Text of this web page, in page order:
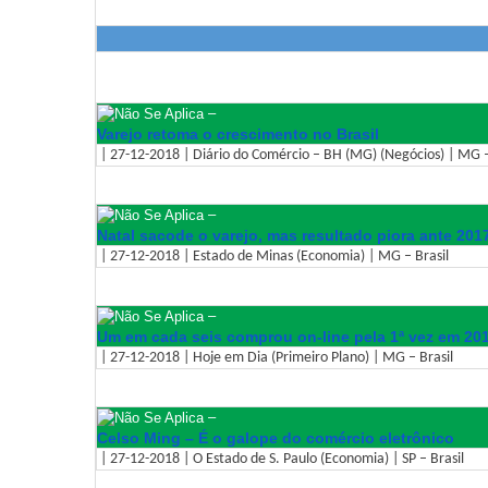
–
Varejo retoma o crescimento no Brasil
| 27-12-2018 | Diário do Comércio – BH (MG) (Negócios) | MG
–
Natal sacode o varejo, mas resultado piora ante
| 27-12-2018 | Estado de Minas (Economia) | MG – Brasil
–
Um em cada seis comprou on-line pela 1ª vez em
| 27-12-2018 | Hoje em Dia (Primeiro Plano) | MG – Brasil
–
Celso Ming – É o galope do comércio eletrônico
| 27-12-2018 | O Estado de S. Paulo (Economia) | SP – Brasil